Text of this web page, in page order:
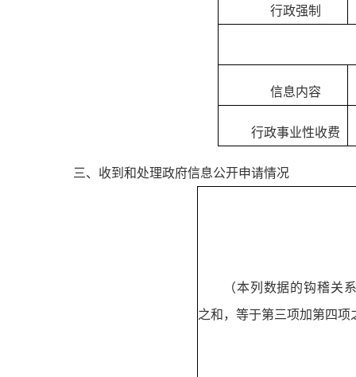
行政强制
信息内容
行政事业性收费
三、收到和处理政府信息公开申请情况
（本列数据的钩稽关
之和，等于第三项加第四项